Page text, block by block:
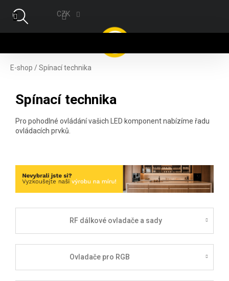
CZK
E-shop /Spínací technika
Spínací technika
Pro pohodlné ovládání vašich LED komponent nabízíme řadu
ovládacích prvků.
RF dálkové ovladače a sady
Ovladače pro RGB